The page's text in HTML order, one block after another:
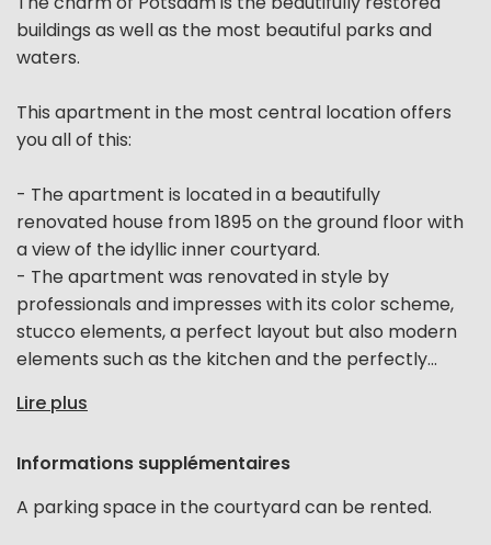
buildings as well as the most beautiful parks and
waters.
This apartment in the most central location offers
you all of this:
- The apartment is located in a beautifully
renovated house from 1895 on the ground floor with
a view of the idyllic inner courtyard.
- The apartment was renovated in style by
professionals and impresses with its color scheme,
stucco elements, a perfect layout but also modern
elements such as the kitchen and the perfectly...
Lire plus
Informations supplémentaires
A parking space in the courtyard can be rented.